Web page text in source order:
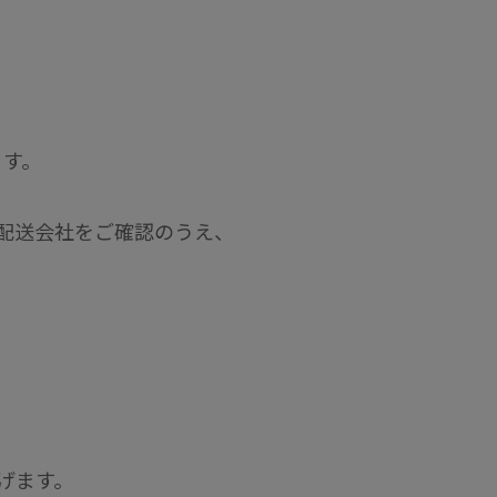
。
会社をご確認のうえ、
す。